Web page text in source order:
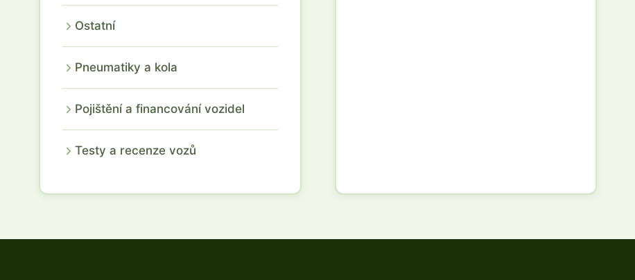
Ostatní
Pneumatiky a kola
Pojištění a financování vozidel
Testy a recenze vozů